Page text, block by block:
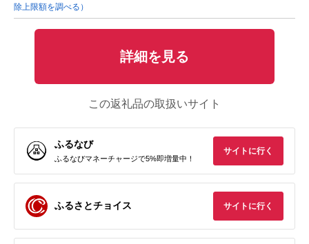
除上限額を調べる）
詳細を見る
この返礼品の取扱いサイト
ふるなび
ふるなびマネーチャージで5%即増量中！
サイトに行く
ふるさとチョイス サイトに行く